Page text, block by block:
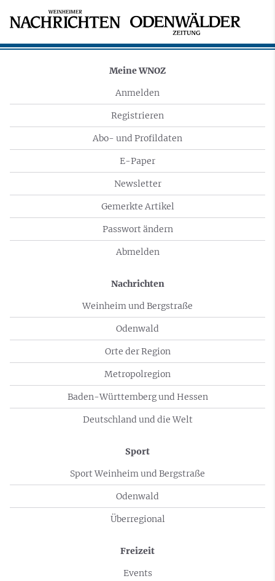
Meine WNOZ
Anmelden
Registrieren
Abo- und Profildaten
E-Paper
Newsletter
Gemerkte Artikel
Passwort ändern
Abmelden
Nachrichten
Weinheim und Bergstraße
Odenwald
Orte der Region
Metropolregion
Baden-Württemberg und Hessen
Deutschland und die Welt
Sport
Sport Weinheim und Bergstraße
Odenwald
Überregional
Freizeit
Events